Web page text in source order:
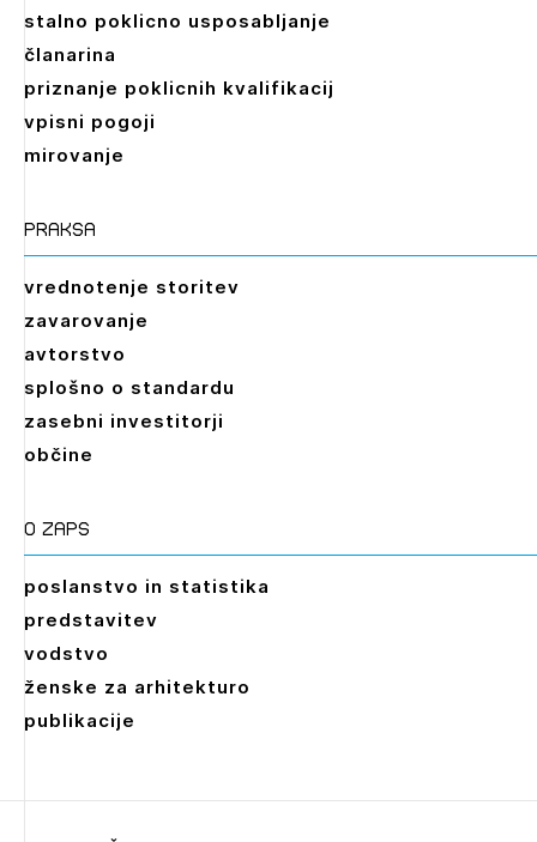
stalno poklicno usposabljanje
članarina
priznanje poklicnih kvalifikacij
vpisni pogoji
mirovanje
praksa
vrednotenje storitev
zavarovanje
avtorstvo
splošno o standardu
zasebni investitorji
občine
O zaps
poslanstvo in statistika
predstavitev
vodstvo
ženske za arhitekturo
publikacije